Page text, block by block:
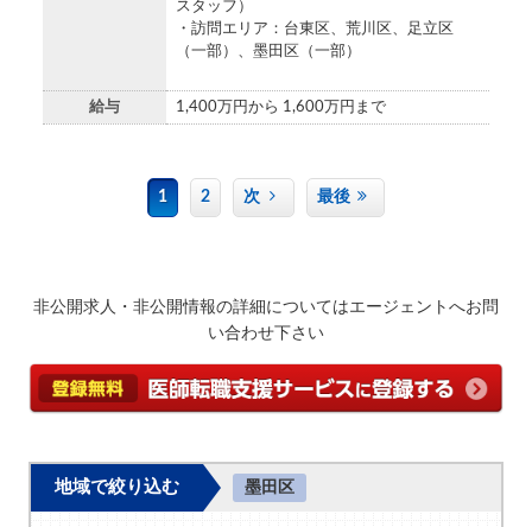
スタッフ）
・訪問エリア：台東区、荒川区、足立区
（一部）、墨田区（一部）
給与 1,400万円から 1,600万円まで
1 2 次 最後
非公開求人・非公開情報の詳細についてはエージェントへお問
い合わせ下さい
地域で絞り込む 墨田区